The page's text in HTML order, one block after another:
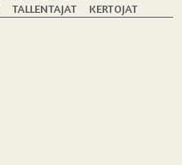
TALLENTAJAT KERTOJAT